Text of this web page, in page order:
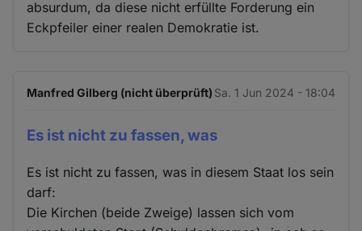
absurdum, da diese nicht erfüllte Forderung ein
Eckpfeiler einer realen Demokratie ist.
Manfred Gilberg (nicht überprüft) Sa. 1 Jun 2024 - 18:04
Es ist nicht zu fassen, was
Es ist nicht zu fassen, was in diesem Staat los sein
darf:
Die Kirchen (beide Zweige) lassen sich vom